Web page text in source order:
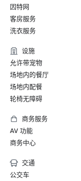
因特网
客房服务
洗衣服务
设施
允许带宠物
场地内的餐厅
场地内配餐
轮椅无障碍
商务服务
AV 功能
商务中心
交通
公交车